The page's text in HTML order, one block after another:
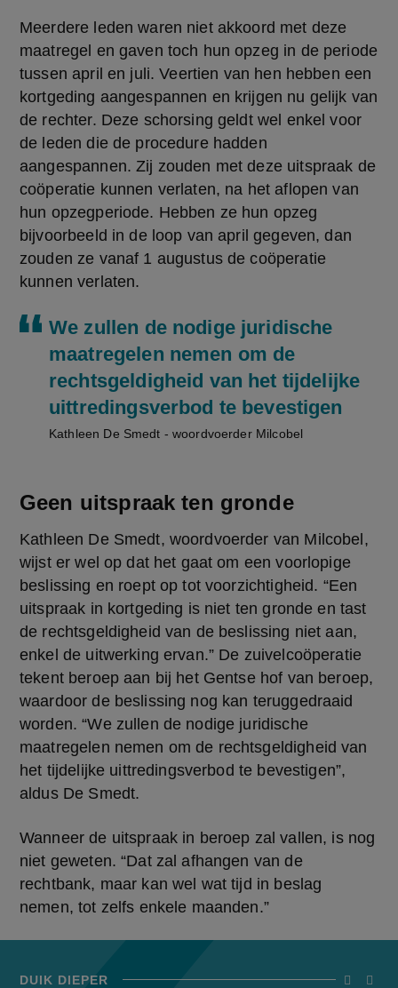
Meerdere leden waren niet akkoord met deze
maatregel en gaven toch hun opzeg in de periode
tussen april en juli. Veertien van hen hebben een
kortgeding aangespannen en krijgen nu gelijk van
de rechter. Deze schorsing geldt wel enkel voor
de leden die de procedure hadden
aangespannen. Zij zouden met deze uitspraak de
coöperatie kunnen verlaten, na het aflopen van
hun opzegperiode. Hebben ze hun opzeg
bijvoorbeeld in de loop van april gegeven, dan
zouden ze vanaf 1 augustus de coöperatie
kunnen verlaten.
We zullen de nodige juridische
maatregelen nemen om de
rechtsgeldigheid van het tijdelijke
uittredingsverbod te bevestigen
Kathleen De Smedt - woordvoerder Milcobel
Geen uitspraak ten gronde
Kathleen De Smedt, woordvoerder van Milcobel,
wijst er wel op dat het gaat om een voorlopige
beslissing en roept op tot voorzichtigheid. “Een
uitspraak in kortgeding is niet ten gronde en tast
de rechtsgeldigheid van de beslissing niet aan,
enkel de uitwerking ervan.” De zuivelcoöperatie
tekent beroep aan bij het Gentse hof van beroep,
waardoor de beslissing nog kan teruggedraaid
worden. “We zullen de nodige juridische
maatregelen nemen om de rechtsgeldigheid van
het tijdelijke uittredingsverbod te bevestigen”,
aldus De Smedt.
Wanneer de uitspraak in beroep zal vallen, is nog
niet geweten. “Dat zal afhangen van de
rechtbank, maar kan wel wat tijd in beslag
nemen, tot zelfs enkele maanden.”
DUIK DIEPER